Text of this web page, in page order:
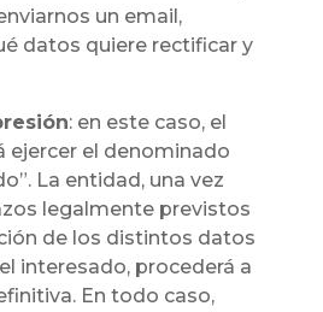
un email,
datos quiere rectificar y
: en este caso, el
ejercer el denominado
La entidad, una vez
legalmente previstos
de los distintos datos
interesado, procederá a
En todo caso,